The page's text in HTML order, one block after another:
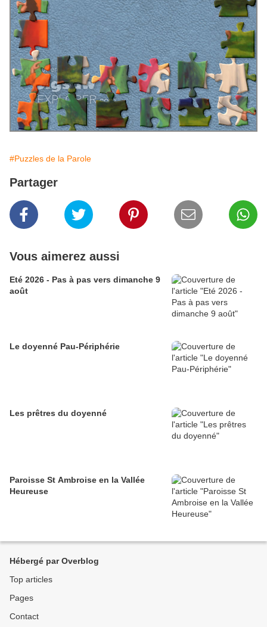
#Puzzles de la Parole
Partager
Vous aimerez aussi
Eté 2026 - Pas à pas vers dimanche 9
août
Le doyenné Pau-Périphérie
Les prêtres du doyenné
Paroisse St Ambroise en la Vallée
Heureuse
Hébergé par Overblog
Top articles
Pages
Contact